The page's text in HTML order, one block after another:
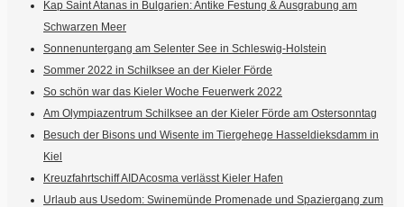
Kap Saint Atanas in Bulgarien: Antike Festung & Ausgrabung am
Schwarzen Meer
Sonnenuntergang am Selenter See in Schleswig-Holstein
Sommer 2022 in Schilksee an der Kieler Förde
So schön war das Kieler Woche Feuerwerk 2022
Am Olympiazentrum Schilksee an der Kieler Förde am Ostersonntag
Besuch der Bisons und Wisente im Tiergehege Hasseldieksdamm in
Kiel
Kreuzfahrtschiff AIDAcosma verlässt Kieler Hafen
Urlaub aus Usedom: Swinemünde Promenade und Spaziergang zum